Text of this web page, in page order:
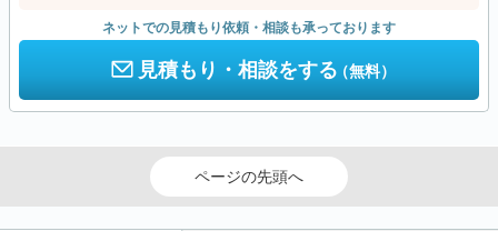
ネットでの見積もり依頼・相談も承っております
見積もり・相談をする（無料）
ページの先頭へ